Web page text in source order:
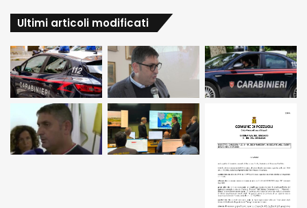
Ultimi articoli modificati